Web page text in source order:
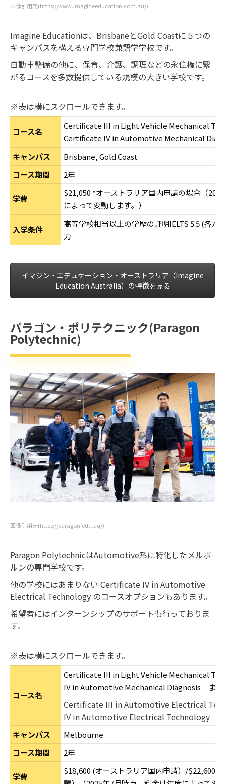
画像引用元(https://www.imagineeducation.com.au/)
Imagine Educationは、BrisbaneとGold Coastに５つの
キャンパスを構える専門学校兼語学学校です。
自動車整備の他に、保育、介護、調理などの永住権に繋
がるコースを多数提供している規模の大きい学校です。
※表は横にスクロールできます。
コース名
Certificate III in Light Vehicle Mechanical
Certificate IV in Automotive Mechanical
キャンパス
Brisbane, Gold Coast
コース期間
2年
学費
$21,050 *オーストラリア国内申請の場合 （
によって変動します。）
入学条件
高等学校相当以上の学歴の証明IELTS 5.5 (各バ
力
イマジン・エデュケーション・オーストラリア（Imagine
Education Australia）の特徴を見る
パラゴン・ポリテクニック(Paragon
Polytechnic)
画像引用元(https://paragon.edu.au/)
Paragon PolytechnicはAutomotive系に特化したメルボ
ルンの専門学校です。
他の学校にはあまりない Certificate IV in Automotive
Electrical Technology のコースオプションもあります。
希望者にはインターンシップのサポートも行っておりま
す。
※表は横にスクロールできます。
コース名
Certificate III in Light Vehicle Mechanical
IV in Automotive Mechanical Diagnosis また
Certificate III in Automotive Electrical
IV in Automotive Electrical Technology
キャンパス
Melbourne
コース期間
2年
学費
$18,600 (オーストラリア国内申請）/$22,600 (